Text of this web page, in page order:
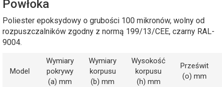
Powłoka
Poliester epoksydowy o grubości 100 mikronów, wolny od
rozpuszczalników zgodny z normą 199/13/CEE, czarny RAL-
9004.
Model
Wymiary
pokrywy
(a) mm
Wymiary
korpusu
(b) mm
Wysokość
korpusu
(h) mm
Prześwit
(o) mm